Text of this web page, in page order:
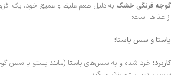
گوجه فرنگی خشک به دلیل طعم غلیظ و عمیق خود، یک
از غذاها است:
پاستا و سس پاستا:
کاربرد: خرد شده و به سس‌های پاستا (مانند پستو یا سس